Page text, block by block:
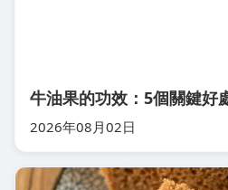
牛油果的功效：5個關鍵好
2026年08月02日